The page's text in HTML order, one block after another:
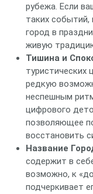
рубежа. Если
таких событий,
город в
живую
Тишина и
туристических
редкую
неспешным
цифрового
позволяющее
восстановить
Название
содержит в
возможно, к
подчеркивает